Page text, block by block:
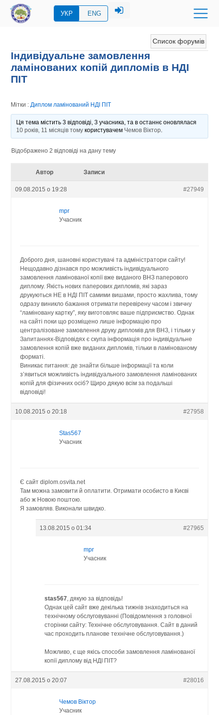
УКР ENG
Список форумів
Індивідуальне замовлення
ламінованих копій дипломів в НДІ
ПІТ
Мітки : Диплом ламінований НДІ ПІТ
Ця тема містить 3 відповіді, 3 учасника, та в останнє оновлялася
10 років, 11 місяців томукористувачем Чемов Віктор.
Відображено 2 відповіді на дану тему
Автор Записи
09.08.2015 о 19:28 #27949
mpr
Учасник
Доброго дня, шановні користувачі та адміністратори сайту!
Нещодавно дізнався про можливість індивідуального
замовлення ламінованої копії вже виданого ВНЗ паперового
диплому. Якість нових паперових дипломів, які зараз
друкуються НЕ в НДІ ПІТ самими вишами, просто жахлива, тому
одразу виникло бажання отримати перевірену часом і звичну
“ламіновану картку”, яку виготовляє ваше підприємство. Однак
на сайті поки що розміщено лише інформацію про
централізоване замовлення друку дипломів для ВНЗ, і тільки у
Запитаннях-Відповідях є скупа інформація про індивідуальне
замовлення копій вже виданих дипломів, тільки в ламінованому
форматі.
Виникає питання: де знайти більше інформації та коли
з’явиться можливість індивідуального замовлення ламінованих
копій для фізичних осіб? Щиро дякую всім за подальші
відповіді!
10.08.2015 о 20:18 #27958
Stas567
Учасник
Є сайт diplom.osvita.net
Там можна замовити й оплатити. Отримати особисто в Києві
або ж Новою поштою.
Я замовляв. Виконали швидко.
13.08.2015 о 01:34 #27965
mpr
Учасник
stas567, дякую за відповідь!
Однак цей сайт вже декілька тижнів знаходиться на
технічному обслуговуванні (Повідомлення з головної
сторінки сайту: Технічне обслуговування. Cайт в даний
час проходить планове технічне обслуговування.)
Можливо, є ще якісь способи замовлення ламінованої
копії диплому від НДІ ПІТ?
27.08.2015 о 20:07 #28016
Чемов Віктор
Учасник